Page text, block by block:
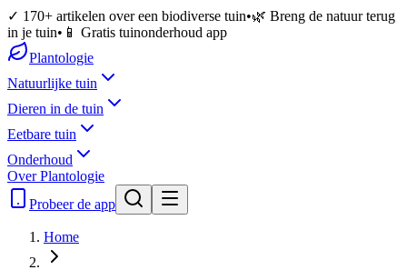
✓ 170+ artikelen over een biodiverse tuin•🌿 Breng de natuur terug
in je tuin• 📱 Gratis tuinonderhoud app
Plantologie
Natuurlijke tuin
Dieren in de tuin
Eetbare tuin
Onderhoud
Over Plantologie
Probeer de app
Home